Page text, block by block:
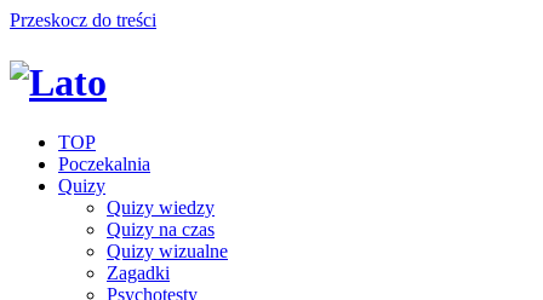
Przeskocz do treści
TOP
Poczekalnia
Quizy
Quizy wiedzy
Quizy na czas
Quizy wizualne
Zagadki
Psychotesty